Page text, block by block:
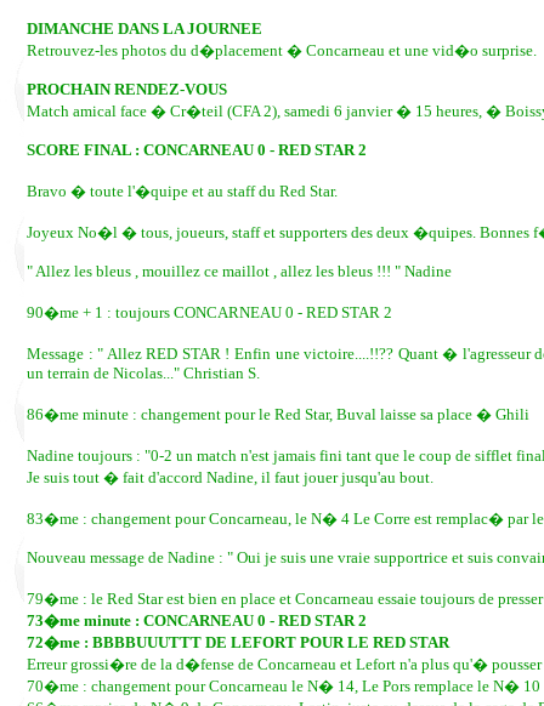
DIMANCHE DANS LA JOURNEE
Retrouvez-les photos du d�placement � Concarneau et une vid�o surprise.
PROCHAIN RENDEZ-VOUS
Match amical face � Cr�teil (CFA 2), samedi 6 janvier � 15 heures, �
SCORE FINAL : CONCARNEAU 0 - RED STAR 2
Bravo � toute l'�quipe et au staff du Red Star.
Joyeux No�l � tous, joueurs, staff et supporters des deux �quipes. Bonnes
" Allez les bleus , mouillez ce maillot , allez les bleus !!! " Nadine
90�me + 1 : toujours CONCARNEAU 0 - RED STAR 2
Message : " Allez RED STAR ! Enfin une victoire....!!?? Quant �
un terrain de Nicolas..." Christian S.
86�me minute : changement pour le Red Star, Buval laisse sa place � Ghili
Nadine toujours : "0-2 un match n'est jamais fini tant que le coup de sifflet
Je suis tout � fait d'accord Nadine, il faut jouer jusqu'au bout.
83�me : changement pour Concarneau, le N� 4 Le Corre est remplac� par
Nouveau message de Nadine : " Oui je suis une vraie supportrice et suis
79�me : le Red Star est bien en place et Concarneau essaie toujours de presser
73�me minute : CONCARNEAU 0 - RED STAR 2
72�me : BBBBUUUTTT DE LEFORT POUR LE RED STAR
Erreur grossi�re de la d�fense de Concarneau et Lefort n'a plus qu'�
70�me : changement pour Concarneau le N� 14, Le Pors remplace le N�